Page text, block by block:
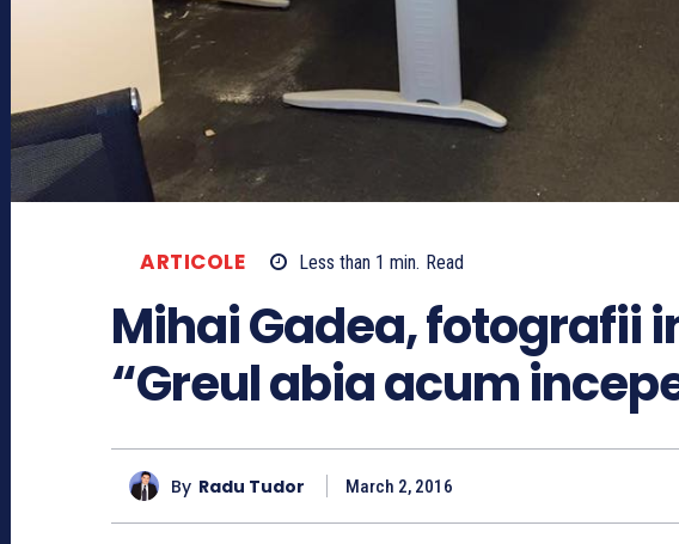
ARTICOLE Less than 1 min. Read
Mihai Gadea, fotografii
“Greul abia acum
By Radu Tudor March 2, 2016